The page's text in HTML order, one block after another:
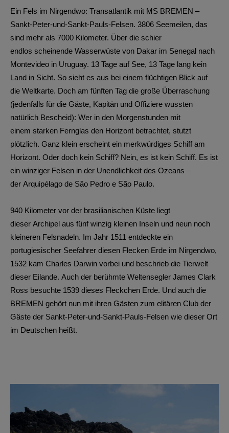
Ein Fels im Nirgendwo: Transatlantik mit MS BREMEN –
Sankt-Peter-und-Sankt-Pauls-Felsen. 3806 Seemeilen, das
sind mehr als 7000 Kilometer. Über die schier
endlos scheinende Wasserwüste von Dakar im Senegal nach
Montevideo in Uruguay. 13 Tage auf See, 13 Tage lang kein
Land in Sicht. So sieht es aus bei einem flüchtigen Blick auf
die Weltkarte. Doch am fünften Tag die große Überraschung
(jedenfalls für die Gäste, Kapitän und Offiziere wussten
natürlich Bescheid): Wer in den Morgenstunden mit
einem starken Fernglas den Horizont betrachtet, stutzt
plötzlich. Ganz klein erscheint ein merkwürdiges Schiff am
Horizont. Oder doch kein Schiff? Nein, es ist kein Schiff. Es ist
ein winziger Felsen in der Unendlichkeit des Ozeans –
der Arquipélago de São Pedro e São Paulo.
940 Kilometer vor der brasilianischen Küste liegt
dieser Archipel aus fünf winzig kleinen Inseln und neun noch
kleineren Felsnadeln. Im Jahr 1511 entdeckte ein
portugiesischer Seefahrer diesen Flecken Erde im Nirgendwo,
1532 kam Charles Darwin vorbei und beschrieb die Tierwelt
dieser Eilande. Auch der berühmte Weltensegler James Clark
Ross besuchte 1539 dieses Fleckchen Erde. Und auch die
BREMEN gehört nun mit ihren Gästen zum elitären Club der
Gäste der Sankt-Peter-und-Sankt-Pauls-Felsen wie dieser Ort
im Deutschen heißt.